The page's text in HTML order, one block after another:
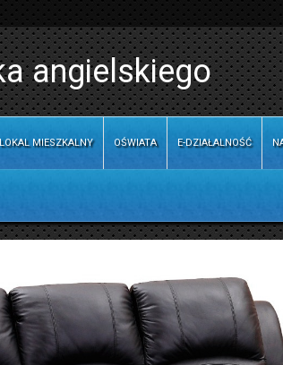
angielskiego
LOKAL MIESZKALNY OŚWIATA E-DZIAŁALNOŚĆ